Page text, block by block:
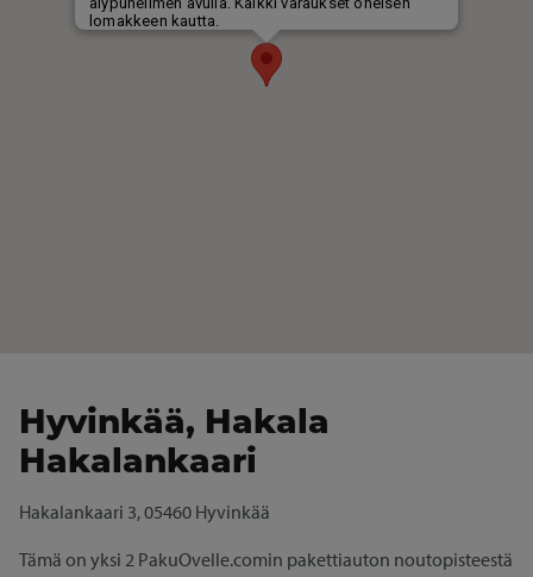
Hyvinkää, Hakala
Hakalankaari
Hakalankaari 3, 05460 Hyvinkää
Tämä on yksi 2 PakuOvelle.comin pakettiauton noutopisteestä